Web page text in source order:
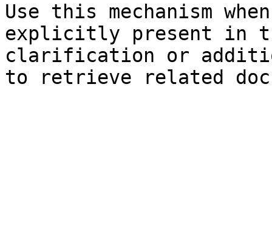
Use this mechanism
explicitly present in
clarification or